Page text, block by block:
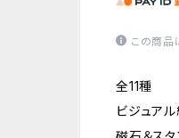
この商品
全11種
ビジュアル